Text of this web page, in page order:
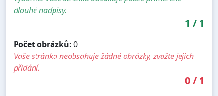
dlouhé nadpisy.
1 / 1
Počet obrázků: 0
Vaše stránka neobsahuje žádné obrázky, zvažte jejich
přidání.
0/ 1